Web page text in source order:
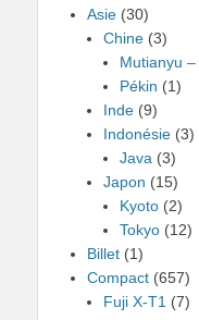
Asie (30)
Chine (3)
Mutianyu
Pékin (1)
Inde (9)
Indonésie (3)
Java (3)
Japon (15)
Kyoto (2)
Tokyo (12)
Billet (1)
Compact (657)
Fuji X-T1 (7)